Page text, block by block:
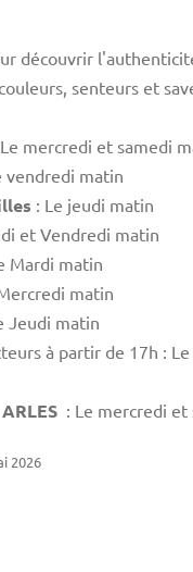
découvrir
senteurs et
mercredi et samedi
vendredi matin
: Le jeudi matin
et Vendredi matin
Mardi matin
matin
Jeudi matin
à partir de 17h :
: Le mercredi et
2026